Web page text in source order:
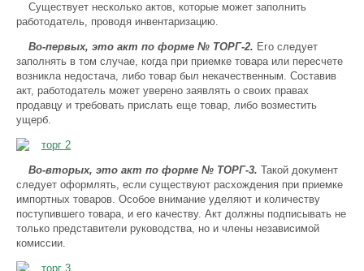
Существует несколько актов, которые может заполнить
работодатель, проводя инвентаризацию.
Во-первых, это акт по форме № ТОРГ-2. Его следует
заполнять в том случае, когда при приемке товара или пересчете
возникла недостача, либо товар был некачественным. Составив
акт, работодатель может уверено заявлять о своих правах
продавцу и требовать прислать еще товар, либо возместить
ущерб.
Во-вторых, это акт по форме № ТОРГ-3. Такой документ
следует оформлять, если существуют расхождения при приемке
импортных товаров. Особое внимание уделяют и количеству
поступившего товара, и его качеству. Акт должны подписывать не
только представители руководства, но и члены независимой
комиссии.